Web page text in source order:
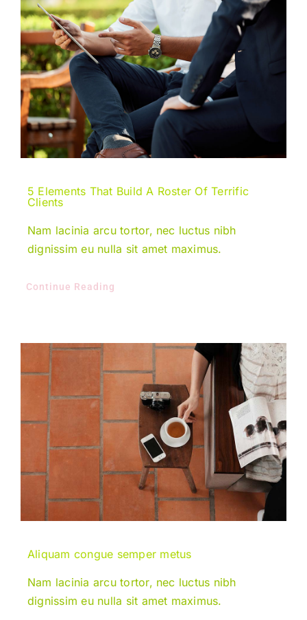
5 Elements That Build A Roster Of Terrific
Clients
Nam lacinia arcu tortor, nec luctus nibh
dignissim eu nulla sit amet maximus.
Continue Reading
Aliquam congue semper metus
Nam lacinia arcu tortor, nec luctus nibh
dignissim eu nulla sit amet maximus.